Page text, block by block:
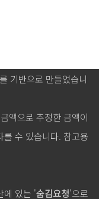
기반으로 만들었습니
액으로 추정한 금액이
수 있습니다. 참고용
에 있는 '숨김요청'으로